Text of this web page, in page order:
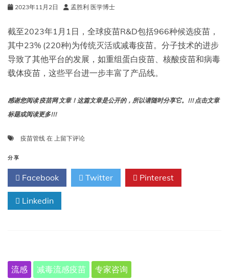
2023年11月2日 孟胜利 医学博士
截至2023年1月1日，全球疫苗R&D包括966种候选疫苗，
其中23% (220种)为传统灭活或减毒疫苗。分子技术的进步
导致了其他平台的发展，如重组蛋白疫苗、核酸疫苗和病毒
载体疫苗，这些平台进一步丰富了产品线。
感谢您阅读 疫苗网 文章！这篇文章是公开的，所以请随时分享它。!!! 点击文章
标题或阅读更多!!!
疫苗管线 在 传
疫
苗
研
现
上留下评论
分享
Facebook Twitter Pinterest
Linkedin
流感 减毒流感疫苗 专家咨询